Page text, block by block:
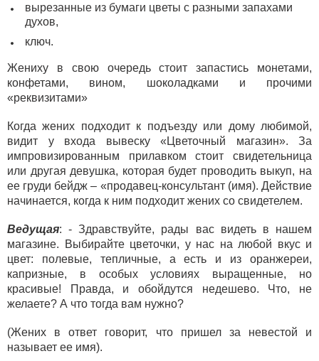
вырезанные из бумаги цветы с разными запахами
духов,
ключ.
Жениху в свою очередь стоит запастись монетами,
конфетами, вином, шоколадками и прочими
«реквизитами»
Когда жених подходит к подъезду или дому любимой,
видит у входа вывеску «Цветочный магазин». За
импровизированным прилавком стоит свидетельница
или другая девушка, которая будет проводить выкуп, на
ее груди бейдж – «продавец-консультант (имя). Действие
начинается, когда к ним подходит жених со свидетелем.
Ведущая: - Здравствуйте, рады вас видеть в нашем
магазине. Выбирайте цветочки, у нас на любой вкус и
цвет: полевые, тепличные, а есть и из оранжереи,
капризные, в особых условиях выращенные, но
красивые! Правда, и обойдутся недешево. Что, не
желаете? А что тогда вам нужно?
(Жених в ответ говорит, что пришел за невестой и
называет ее имя).